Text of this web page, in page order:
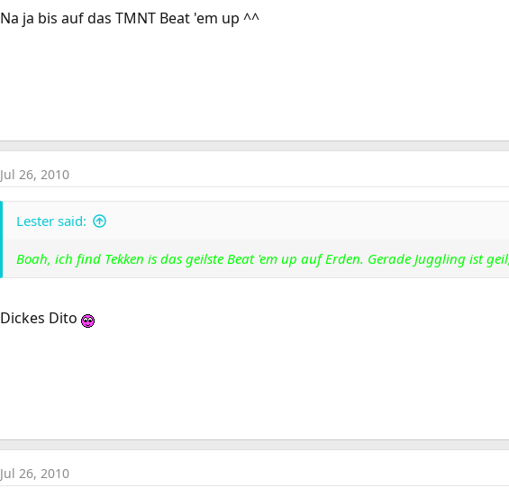
Na ja bis auf das TMNT Beat 'em up ^^
Jul 26, 2010
Lester said:
Boah, ich find Tekken is das geilste Beat 'em up auf Erden. Gerade Juggling ist
Dickes Dito
Jul 26, 2010